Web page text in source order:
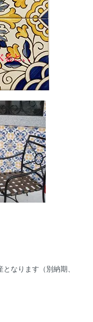
なります（別納期、